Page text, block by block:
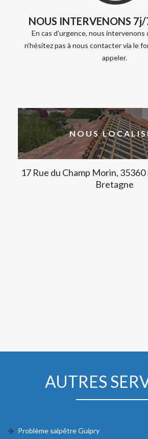
NOUS INTERVENONS
En cas d’urgence, nous intervenons
n’hésitez pas à nous contacter via le
appeler.
NOUS
17 Rue du Champ Morin,
Bretagne
AUTRES
Problème salpêtre Guipry